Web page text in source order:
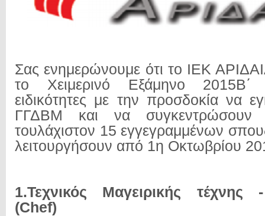
Σας ενημερώνουμε ότι το ΙΕΚ
το Χειμερινό Εξάμηνο 2015Β΄
ειδικότητες με την προσδοκία να
ΓΓΔΒΜ και να συγκεντρώσουν
τουλάχιστον 15 εγγεγραμμένων
λειτουργήσουν από 1η Οκτωβρίου
1.Τεχνικός Μαγειρικής τέχνης
(Chef)